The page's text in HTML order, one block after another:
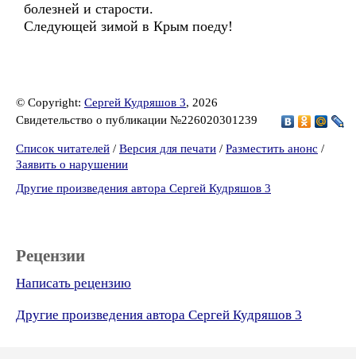
болезней и старости.
Следующей зимой в Крым поеду!
© Copyright: Сергей Кудряшов 3, 2026
Свидетельство о публикации №226020301239
Список читателей / Версия для печати / Разместить анонс /
Заявить о нарушении
Другие произведения автора Сергей Кудряшов 3
Рецензии
Написать рецензию
Другие произведения автора Сергей Кудряшов 3